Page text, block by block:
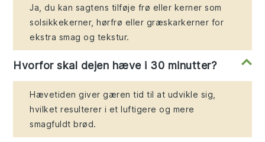
Ja, du kan sagtens tilføje frø eller kerner som
solsikkekerner, hørfrø eller græskarkerner for
ekstra smag og tekstur.
Hvorfor skal dejen hæve i 30 minutter?
Hævetiden giver gæren tid til at udvikle sig,
hvilket resulterer i et luftigere og mere
smagfuldt brød.